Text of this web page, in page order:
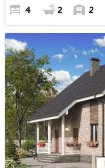
4 2 2